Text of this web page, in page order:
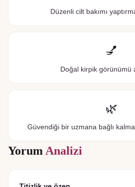
Düzenli cilt bakımı
💅
Doğal kirpik görünümü
🌿
Güvendiği bir uzmana bağlı
Yorum Analizi